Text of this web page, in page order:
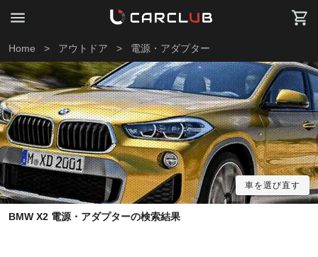
Home > アウトドア > 電源・アダプター
車を選び直す
BMW X2 電源・アダプターの検索結果